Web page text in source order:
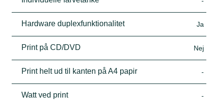
Hardware duplexfunktionalitet Ja
Print på CD/DVD Nej
Print helt ud til kanten på A4 papir -
Watt ved print -